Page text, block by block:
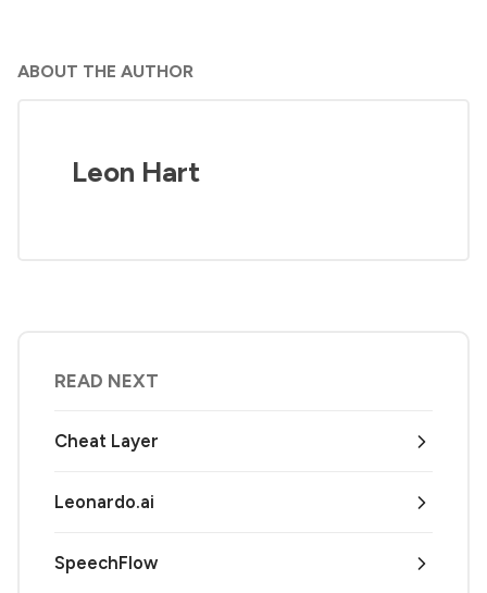
ABOUT THE AUTHOR
Leon Hart
READ NEXT
Cheat Layer
Leonardo.ai
SpeechFlow